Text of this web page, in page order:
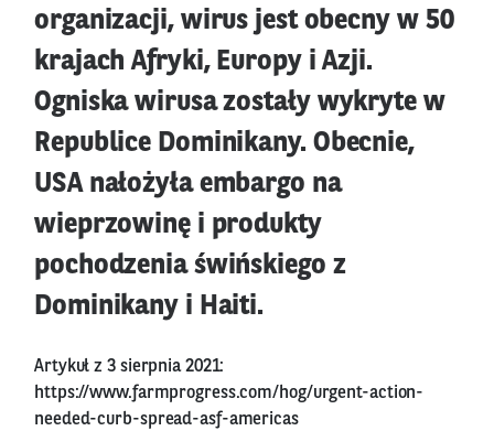
organizacji, wirus jest obecny w 50
krajach Afryki, Europy i Azji.
Ogniska wirusa zostały wykryte w
Republice Dominikany. Obecnie,
USA nałożyła embargo na
wieprzowinę i produkty
pochodzenia świńskiego z
Dominikany i Haiti.
Artykuł z 3 sierpnia 2021:
https://www.farmprogress.com/hog/urgent-action-
needed-curb-spread-asf-americas